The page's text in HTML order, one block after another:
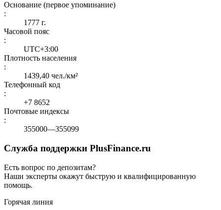
Основание (первое упоминание)
:
1777 г.
Часовой пояс
:
UTC+3:00
Плотность населения
:
1439,40 чел./км²
Телефонный код
:
+7 8652
Почтовые индексы
:
355000—355099
Служба поддержки PlusFinance.ru
Есть вопрос по депозитам?
Наши эксперты окажут быструю и квалифицированную
помощь.
Горячая линия